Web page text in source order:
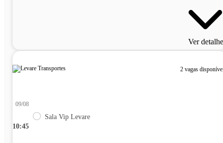
Ver
2 vagas
10:45
09/08
Sala Vip Levare